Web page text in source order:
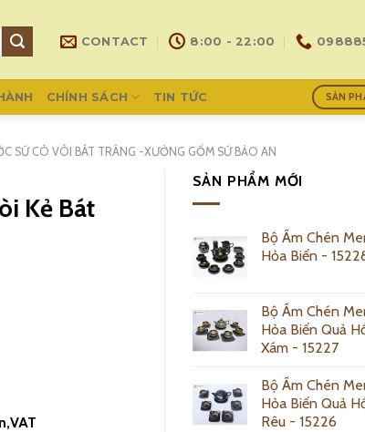
CONTACT 8:00 - 22:00
CHÍNH SÁCH TIN TỨC SẢN
SỨ CÓ VÒI BÁT TRÀNG -XƯỞNG GỐM SỨ BẢO AN
SẢN PHẨM MỚI
Bộ Ấm Chén
Hỏa Biến -
Bộ Ấm Chén
Hỏa Biến Quả
Xám - 15227
Bộ Ấm Chén
Hỏa Biến Quả
Rêu - 15226
Kẻ Bát